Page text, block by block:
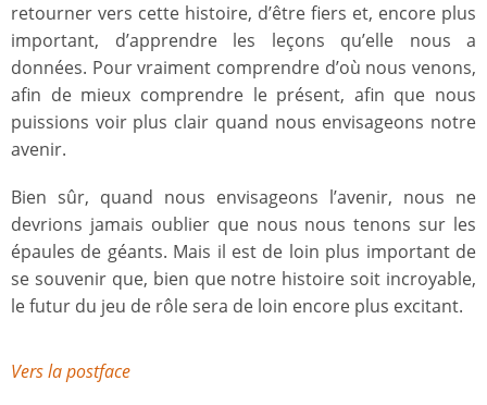
retourner vers cette histoire, d’être fiers et, encore plus
important, d’apprendre les leçons qu’elle nous a
données. Pour vraiment comprendre d’où nous venons,
afin de mieux comprendre le présent, afin que nous
puissions voir plus clair quand nous envisageons notre
avenir.
Bien sûr, quand nous envisageons l’avenir, nous ne
devrions jamais oublier que nous nous tenons sur les
épaules de géants. Mais il est de loin plus important de
se souvenir que, bien que notre histoire soit incroyable,
le futur du jeu de rôle sera de loin encore plus excitant.
Vers la postface